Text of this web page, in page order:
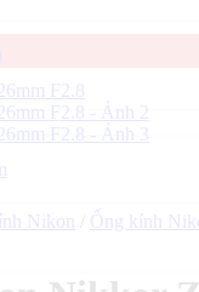
Nikon Ống kính